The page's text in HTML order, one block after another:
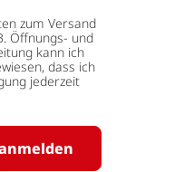
zum Versand
Öffnungs- und
kann ich
dass ich
jederzeit